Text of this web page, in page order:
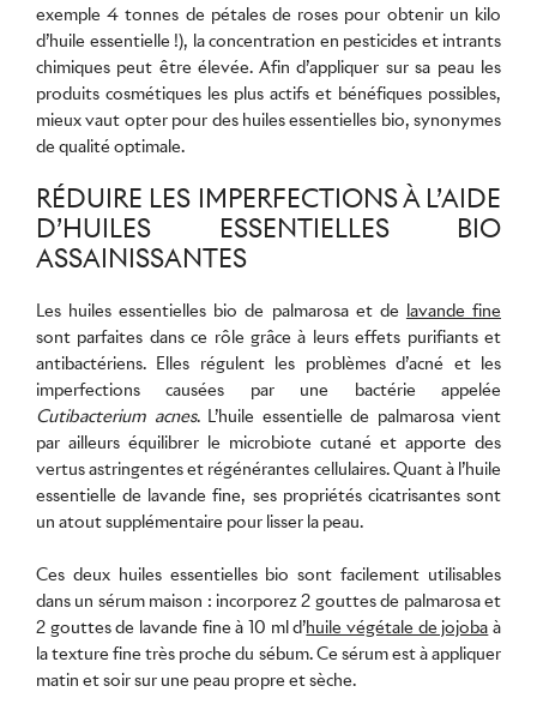
exemple 4 tonnes de pétales de roses pour obtenir un kilo
d’huile essentielle !), la concentration en pesticides et intrants
chimiques peut être élevée. Afin d’appliquer sur sa peau les
produits cosmétiques les plus actifs et bénéfiques possibles,
mieux vaut opter pour des huiles essentielles bio, synonymes
de qualité optimale.
RÉDUIRE LES IMPERFECTIONS À L’AIDE
D’HUILES ESSENTIELLES BIO
ASSAINISSANTES
Les huiles essentielles bio de palmarosa et de lavande fine
sont parfaites dans ce rôle grâce à leurs effets purifiants et
antibactériens. Elles régulent les problèmes d’acné et les
imperfections causées par une bactérie appelée
Cutibacterium acnes. L’huile essentielle de palmarosa vient
par ailleurs équilibrer le microbiote cutané et apporte des
vertus astringentes et régénérantes cellulaires. Quant à l’huile
essentielle de lavande fine, ses propriétés cicatrisantes sont
un atout supplémentaire pour lisser la peau.
Ces deux huiles essentielles bio sont facilement utilisables
dans un sérum maison : incorporez 2 gouttes de palmarosa et
2 gouttes de lavande fine à 10 ml d’huile végétale de jojoba à
la texture fine très proche du sébum. Ce sérum est à appliquer
matin et soir sur une peau propre et sèche.